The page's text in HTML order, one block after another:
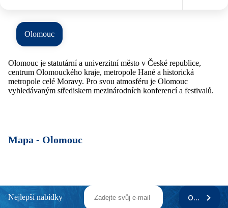
Olomouc
Olomouc je statutární a univerzitní město v České republice,
centrum Olomouckého kraje, metropole Hané a historická
metropole celé Moravy. Pro svou atmosféru je Olomouc
vyhledávaným střediskem mezinárodních konferencí a festivalů.
Mapa - Olomouc
Nejlepší nabídky ODEBÍRAT